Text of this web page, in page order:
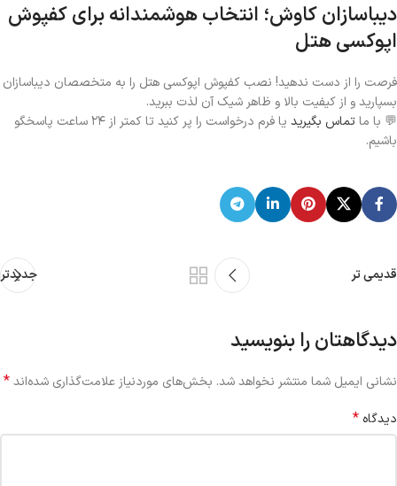
دیباسازان کاوش؛ انتخاب هوشمندانه برای کفپوش
اپوکسی هتل
فرصت را از دست ندهید! نصب کفپوش اپوکسی هتل را به متخصصان دیباسازان
بسپارید و از کیفیت بالا و ظاهر شیک آن لذت ببرید.
💬 با ماتماس بگیرید
یا فرم درخواست را پر کنید تا کمتر از ۲۴ ساعت پاسخگو
باشیم.
جدیدتر قدیمی تر
دیدگاهتان را بنویسید
نشانی ایمیل شما منتشر نخواهد شد. بخش‌های موردنیاز علامت‌گذاری شده‌اند*
دیدگاه *